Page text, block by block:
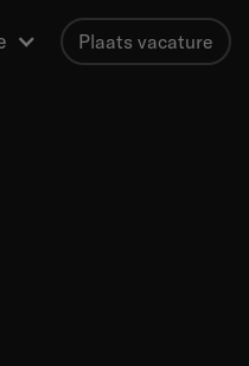
Plaats vacature